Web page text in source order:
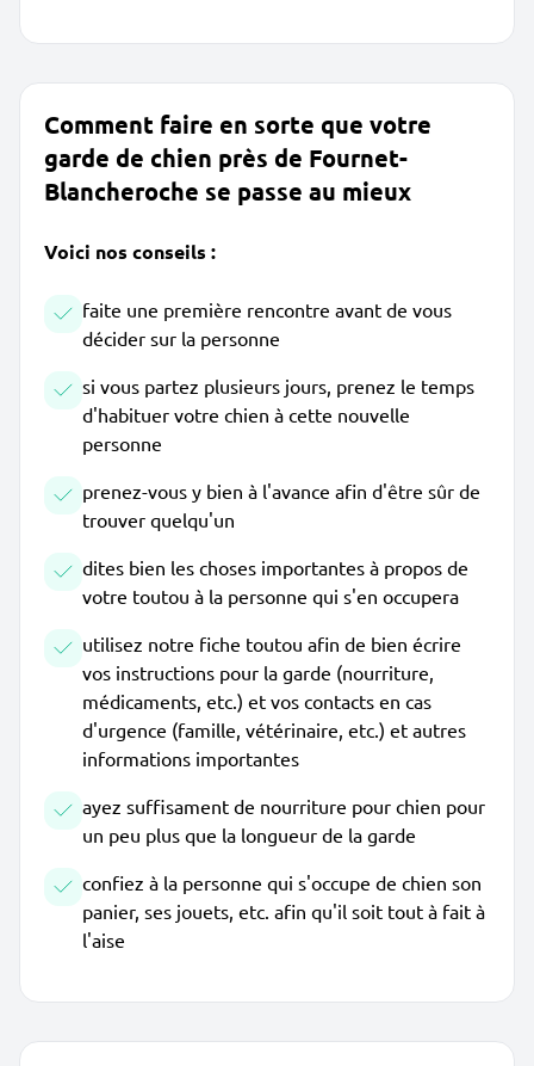
Comment faire en sorte que votre
garde de chien près de Fournet-
Blancheroche se passe au mieux
Voici nos conseils :
faite une première rencontre avant de vous
décider sur la personne
si vous partez plusieurs jours, prenez le temps
d'habituer votre chien à cette nouvelle
personne
prenez-vous y bien à l'avance afin d'être sûr de
trouver quelqu'un
dites bien les choses importantes à propos de
votre toutou à la personne qui s'en occupera
utilisez notre fiche toutou afin de bien écrire
vos instructions pour la garde (nourriture,
médicaments, etc.) et vos contacts en cas
d'urgence (famille, vétérinaire, etc.) et autres
informations importantes
ayez suffisament de nourriture pour chien pour
un peu plus que la longueur de la garde
confiez à la personne qui s'occupe de chien son
panier, ses jouets, etc. afin qu'il soit tout à fait à
l'aise